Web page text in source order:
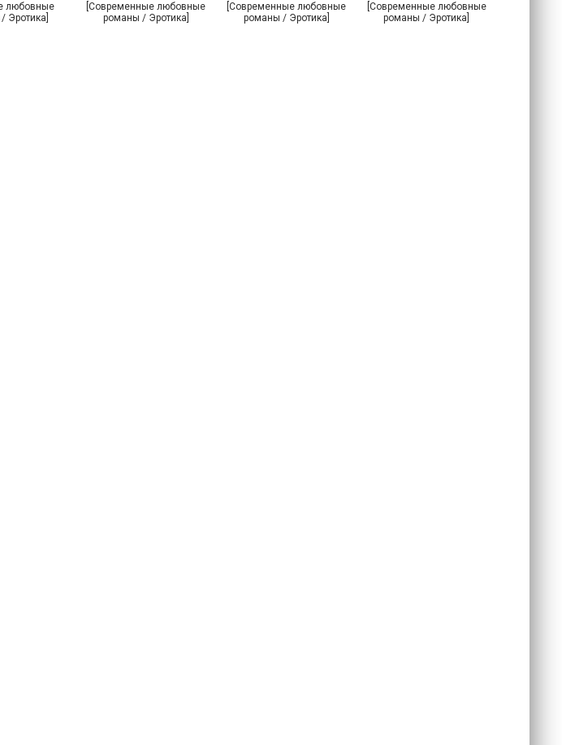
любовные
Эротика]
[Современные любовные
романы / Эротика]
[Современные любовные
романы / Эротика]
[Современные любовные
романы / Эротика]